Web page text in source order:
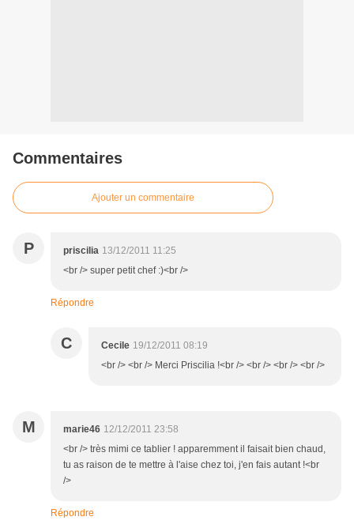
Commentaires
Ajouter un commentaire
P priscilia 13/12/2011 11:25
<br /> super petit chef :)<br />
Répondre
C Cecile 19/12/2011 08:19
<br /> <br /> Merci Priscilia !<br /> <br /> <br /> <br />
M marie46 12/12/2011 23:58
<br /> très mimi ce tablier ! apparemment il faisait bien chaud,
tu as raison de te mettre à l'aise chez toi, j'en fais autant !<br
/>
Répondre